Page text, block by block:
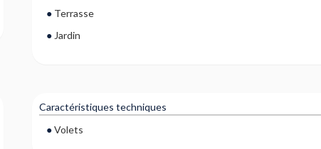
Terrasse
Jardin
Caractéristiques techniques
Volets